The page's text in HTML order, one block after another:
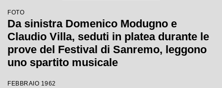
FOTO
Da sinistra Domenico Modugno e
Claudio Villa, seduti in platea durante le
prove del Festival di Sanremo, leggono
uno spartito musicale
FEBBRAIO 1962